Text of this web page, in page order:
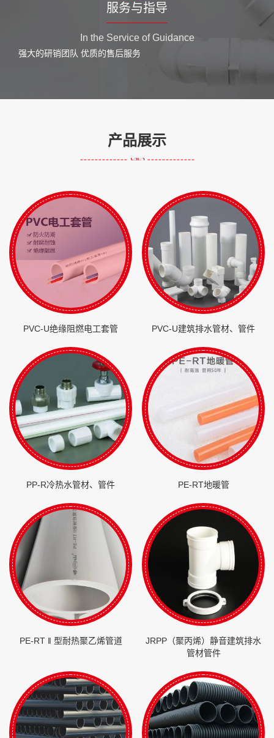
服务与指导
In the Service of Guidance
强大的研销团队 优质的售后服务
产品展示
PVC-U绝缘阻燃电工套管 PVC-U建筑排水管材、管件
PP-R冷热水管材、管件 PE-RT地暖管
PE-RT ‖ 型耐热聚乙烯管道
JRPP（聚丙烯）静音建筑排水
管材管件